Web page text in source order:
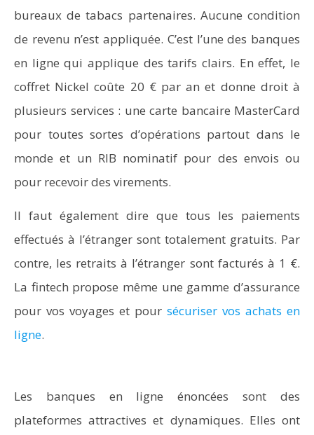
bureaux de tabacs partenaires. Aucune condition
de revenu n’est appliquée. C’est l’une des banques
en ligne qui applique des tarifs clairs. En effet, le
coffret Nickel coûte 20 € par an et donne droit à
plusieurs services : une carte bancaire MasterCard
pour toutes sortes d’opérations partout dans le
monde et un RIB nominatif pour des envois ou
pour recevoir des virements.
Il faut également dire que tous les paiements
effectués à l’étranger sont totalement gratuits. Par
contre, les retraits à l’étranger sont facturés à 1 €.
La fintech propose même une gamme d’assurance
pour vos voyages et pour sécuriser vos achats en
ligne.
Les banques en ligne énoncées sont des
plateformes attractives et dynamiques. Elles ont